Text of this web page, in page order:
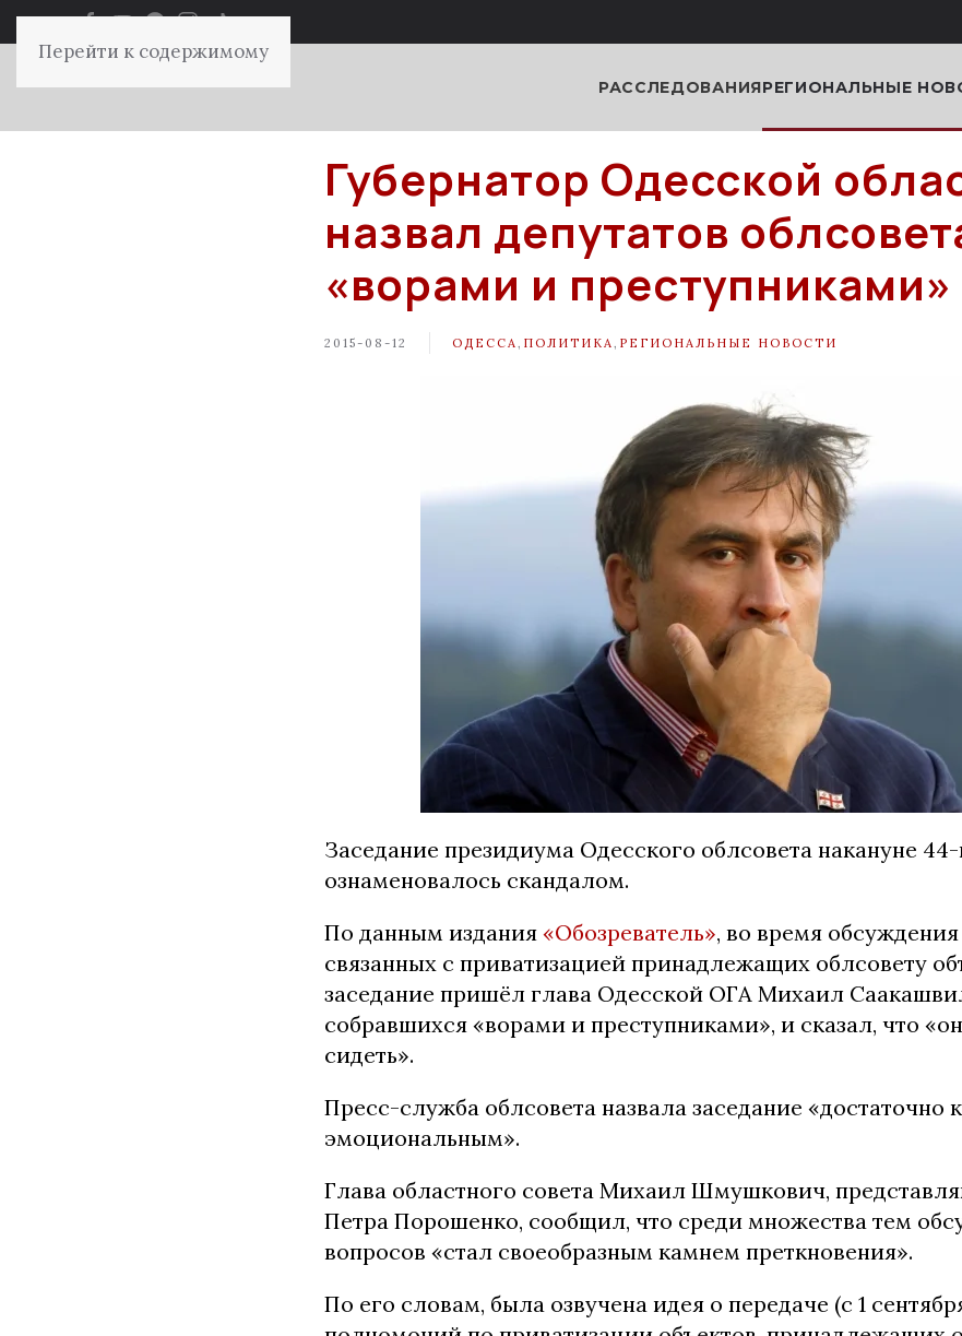
Перейти к содержимому
РАССЛЕДОВАНИЯРЕГИОНАЛЬНЫЕ
Губернатор Одесской
назвал депутатов
«ворами и преступниками»
2015-08-12 ОДЕССА ПОЛИТИКА РЕГИОНАЛЬНЫЕ НОВОСТИ
Заседание президиума Одесского облсовета накануне
ознаменовалось скандалом.
По данным издания «Обозреватель», во время
связанных с приватизацией принадлежащих облсовету
заседание пришёл глава Одесской ОГА Михаил
собравшихся «ворами и преступниками», и сказал, что
сидеть».
Пресс-служба облсовета назвала заседание «достаточно
эмоциональным».
Глава областного совета Михаил Шмушкович,
Петра Порошенко, сообщил, что среди множества тем
вопросов «стал своеобразным камнем преткновения».
По его словам, была озвучена идея о передаче (с 1